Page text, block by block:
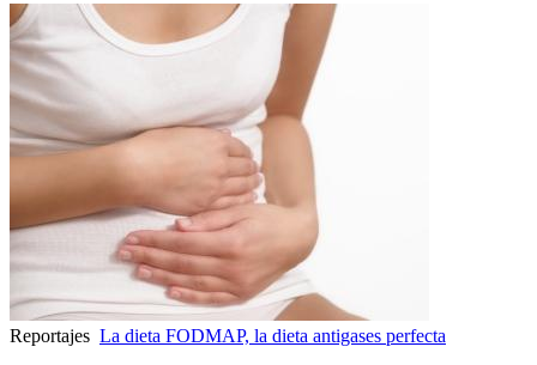
Reportajes La dieta FODMAP, la dieta antigases perfecta